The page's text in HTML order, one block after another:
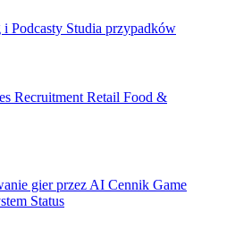
Podcasty Studia przypadków
RecruitmentRetail Food &
gier przez AI Cennik Game
Status